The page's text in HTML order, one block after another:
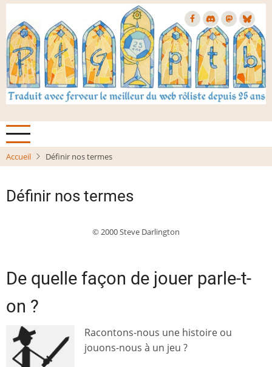
Aller
contenu
principal
Accueil Définir nos termes
Définir nos termes
© 2000 Steve Darlington
De quelle façon de jouer parle-t-
on ?
Racontons-nous une histoire ou
jouons-nous à un jeu ?